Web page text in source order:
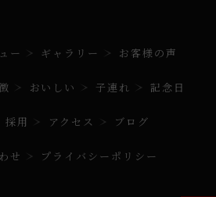
ー ギャラリー お客様の声
おいしい 子連れ 記念日
採用 アクセス ブログ
せ プライバシーポリシー